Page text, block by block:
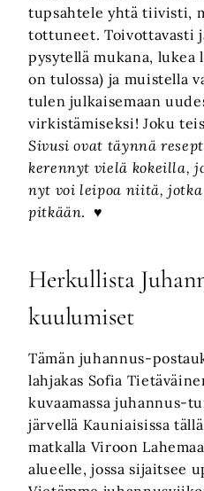
tupsahtele yhtä tiivisti,
tottuneet. Toivottavasti
pysytellä mukana, lukea
on tulossa) ja muistella
tulen julkaisemaan
virkistämiseksi! Joku
Sivusi ovat täynnä
kerennyt vielä kokeilla,
nyt voi leipoa niitä,
pitkään. ♥
Herkullista
kuulumiset
Tämän juhannus-
lahjakas Sofia
kuvaamassa juhannus-
järvellä Kauniaisissa
matkalla Viroon
alueelle, jossa sijaitsee